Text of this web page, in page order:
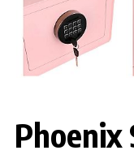
Phoenix